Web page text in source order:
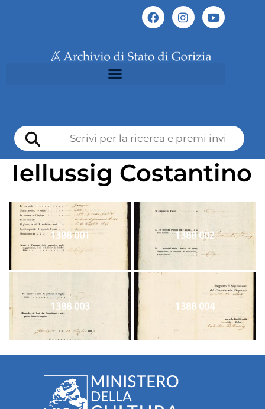
Iellussig Costantino
1388 001 1388 002
1388 003 1388 004